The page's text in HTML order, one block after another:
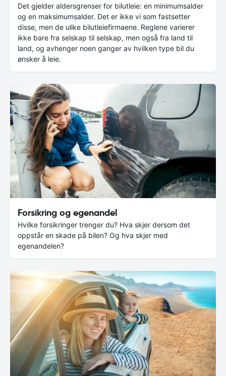
Det gjelder aldersgrenser for bilutleie: en minimumsalder
og en maksimumsalder. Det er ikke vi som fastsetter
disse, men de ulike bilutleiefirmaene. Reglene varierer
ikke bare fra selskap til selskap, men også fra land til
land, og avhenger noen ganger av hvilken type bil du
ønsker å leie.
Forsikring og egenandel
Hvilke forsikringer trenger du? Hva skjer dersom det
oppstår en skade på bilen? Og hva skjer med
egenandelen?